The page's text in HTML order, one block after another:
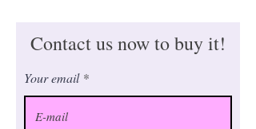
Contact us now to buy it!
Your email